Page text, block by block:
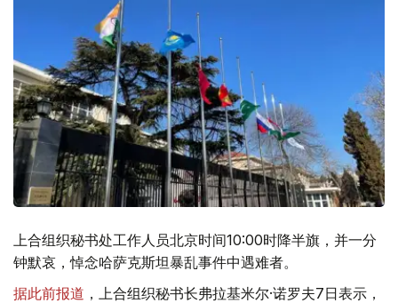
上合组织秘书处工作人员北京时间10:00时降半旗，并一分
钟默哀，悼念哈萨克斯坦暴乱事件中遇难者。
据此前报道 ，上合组织秘书长弗拉基米尔·诺罗夫7日表示，